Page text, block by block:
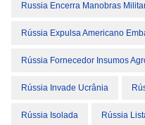
Russia Encerra Manobras
Rússia Expulsa Americano
Rússia Fornecedor Insumos
Rússia Invade Ucrânia
Rússia Isolada Rússia